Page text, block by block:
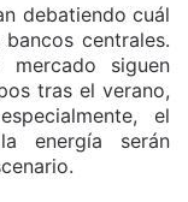
debatiendo cuál
centrales.
siguen
tras el verano,
el
energía serán